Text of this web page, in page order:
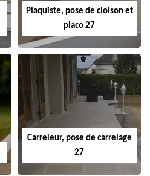
Plaquiste, pose de cloison et
placo 27
Carreleur, pose de carrelage
27